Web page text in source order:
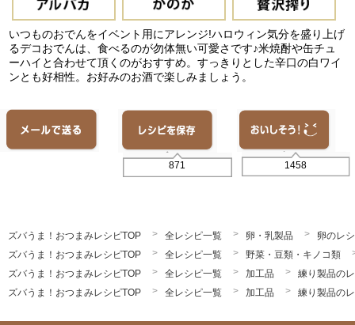
いつものおでんをイベント用にアレンジ!ハロウィン気分を盛り上げ
るデコおでんは、食べるのが勿体無い可愛さです♪米焼酎や缶チュ
ーハイと合わせて頂くのがおすすめ。すっきりとした辛口の白ワイ
ンとも好相性。お好みのお酒で楽しみましょう。
871 1458
ズバうま！おつまみレシピTOP 全レシピ一覧 卵・乳製品
卵のレ
ズバうま！おつまみレシピTOP
全レシピ一覧
野菜・豆類・キノコ類
ズバうま！おつまみレシピTOP
全レシピ一覧 加工品
練り製品の
ズバうま！おつまみレシピTOP
全レシピ一覧 加工品 練り製品の